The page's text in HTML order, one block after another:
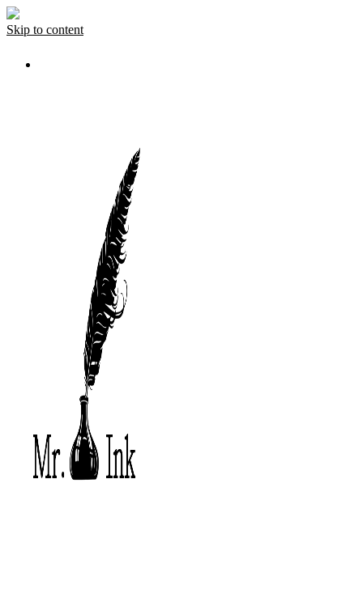
Skip to content